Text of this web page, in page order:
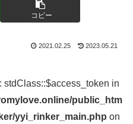
コピー
2021.02.25 2023.05.21
stdClass::$access_token in
public_htm
yyi_rinker_main.php on